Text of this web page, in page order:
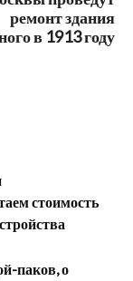
ремонт здания
в 1913 году
стоимость
паков, о